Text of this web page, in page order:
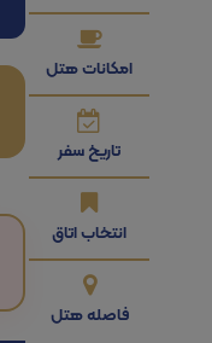
امکانات هتل
تاریخ سفر
انتخاب اتاق
فاصله هتل